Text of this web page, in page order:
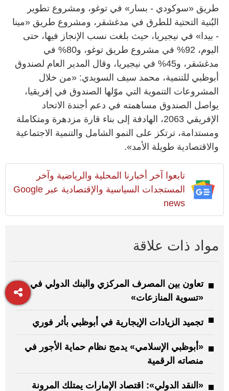
طريق «سوكودي - بسار» في توغو، ومشروع تطوير
البُنية التحتية للطرق في مدغشقر، ومشروع طريق «مينا
- بيدا» في نيجيريا، حيث بلغت نسب الإنجاز فيها، حتى
اليوم، 92% في مشروع طريق توغو، و80% في
مدغشقر، و45% في نيجيريا، وقال المدير العام لصندوق
أبوظبي للتنمية، محمد سيف السويدي: «من خلال
المشروعات التنموية التي موّلها الصندوق في إفريقيا،
يواصل الصندوق مساهمته في دعم أجندة الاتحاد
الإفريقي 2063، الهادفة إلى بناء قارة مزدهرة ومتكاملة
ومستدامة، ترتكز على النمو الشامل والتنمية الاجتماعية
والاقتصادية طويلة الأمد».
تابعوا آخر أخبارنا المحلية والرياضية وآخر
المستجدات السياسية والإقتصادية عبر Google
news
مواد ذات علاقة
تعاون بين المصرف المركزي والبنك الدولي في
«تسوية المنازعات»
تجميد الزيادات الإيجارية في أبوظبي بأثر فوري
«أبوظبي الإسلامي» يدمج نظام حماية الأجور في
منصاته الرقمية
«النقد الدولي»: اقتصاد الإمارات يمتلك المرونة